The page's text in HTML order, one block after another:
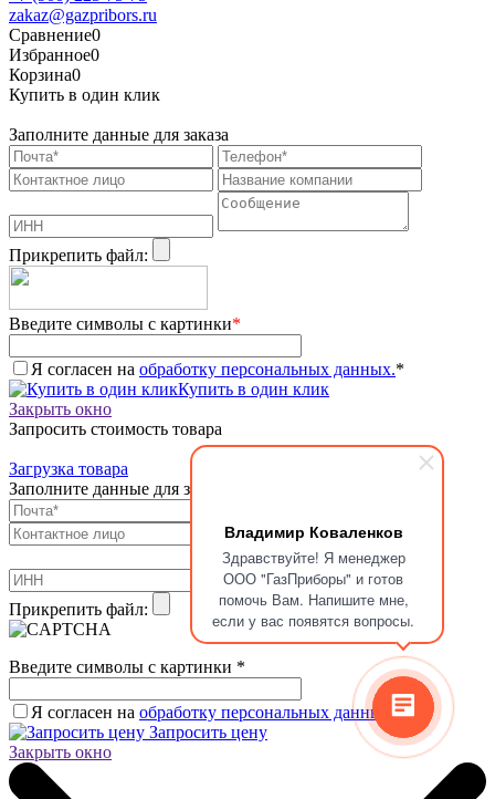
Владимир Коваленков
Здравствуйте! Я менеджер
ООО "ГазПриборы" и готов
помочь Вам. Напишите мне,
если у вас появятся вопросы.
zakaz@gazpribors.ru
Сравнение0
Избранное0
Корзина0
Купить в один клик
Заполните данные для заказа
Прикрепить файл:
Введите символы с картинки*
Я согласен на обработку персональных данных.*
Купить в один клик
Закрыть окно
Запросить стоимость товара
Загрузка товара
Заполните данные для запроса цены
Прикрепить файл:
Введите символы с картинки *
Я согласен на обработку персональных данных.*
Запросить цену
Закрыть окно